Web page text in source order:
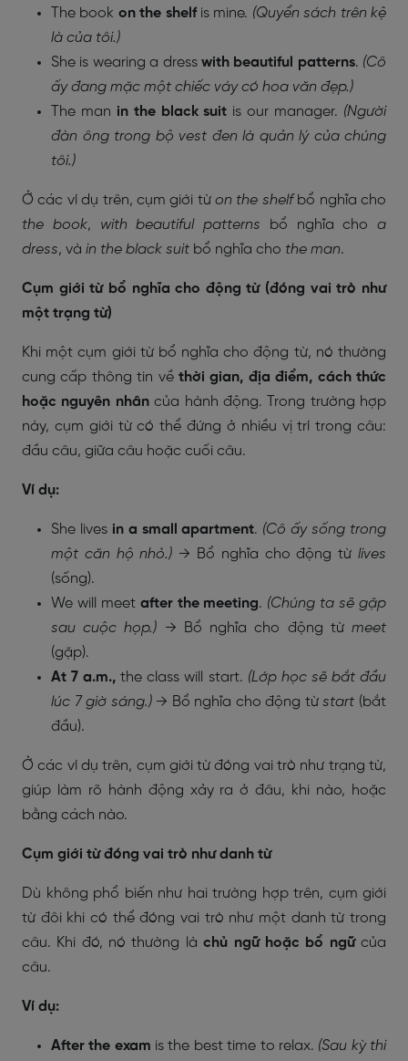
The book on the shelfis mine. (Quyển sách trên kệ
là của tôi.)
She is wearing a dress with beautiful patterns. (Cô
ấy đang mặc một chiếc váy có hoa văn đẹp.)
The man in the black suit is our manager. (Người
đàn ông trong bộ vest đen là quản lý của chúng
tôi.)
Ở các ví dụ trên, cụm giới từon the shelfbổ nghĩa cho
the book, with beautiful patterns bổ nghĩa cho a
dress, và in the black suit bổ nghĩa cho the man.
Cụm giới từ bổ nghĩa cho động từ (đóng vai trò như
một trạng từ)
Khi một cụm giới từ bổ nghĩa cho động từ, nó thường
cung cấp thông tin về thời gian, địa điểm, cách thức
hoặc nguyên nhâncủa hành động. Trong trường hợp
này, cụm giới từ có thể đứng ở nhiều vị trí trong câu:
đầu câu, giữa câu hoặc cuối câu.
Ví dụ:
She lives in a small apartment. (Cô ấy sống trong
một căn hộ nhỏ.) → Bổ nghĩa cho động từlives
(sống).
We will meet after the meeting. (Chúng ta sẽ gặp
sau cuộc họp.) → Bổ nghĩa cho động từmeet
(gặp).
At 7 a.m., the class will start. (Lớp học sẽ bắt đầu
lúc 7 giờ sáng.)→ Bổ nghĩa cho động từstart (bắt
đầu).
Ở các ví dụ trên, cụm giới từ đóng vai trò như trạng từ,
giúp làm rõ hành động xảy ra ở đâu, khi nào, hoặc
bằng cách nào.
Cụm giới từ đóng vai trò như danh từ
Dù không phổ biến như hai trường hợp trên, cụm giới
từ đôi khi có thể đóng vai trò như một danh từ trong
câu. Khi đó, nó thường làchủ ngữ hoặc bổ ngữcủa
câu.
Ví dụ:
After the exam is the best time to relax. (Sau kỳ thi